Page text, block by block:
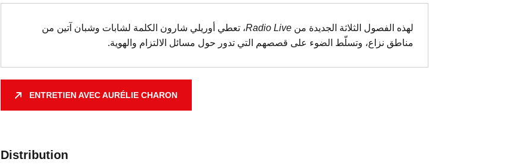
لهذه الفصول الثلاثة الجديدة من Radio Live، تعطي أوريلي شارون الكلمة لشابات وشبان آتين من
مناطق نزاع، وتسلّط الضوء على قصصهم التي تدور حول مسائل الالتزام والهوية.
ENTRETIEN AVEC AURÉLIE CHARON
Distribution